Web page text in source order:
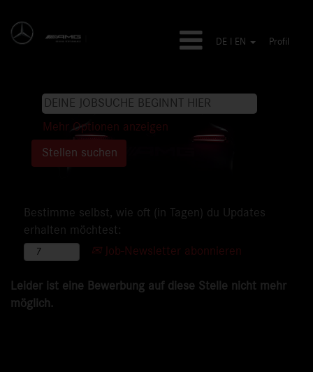
DE I EN Profil
Mehr Optionen anzeigen
Bestimme selbst, wie oft (in Tagen) du Updates
erhalten möchtest:
Job-Newsletter abonnieren
Leider ist eine Bewerbung auf diese Stelle nicht mehr
möglich.